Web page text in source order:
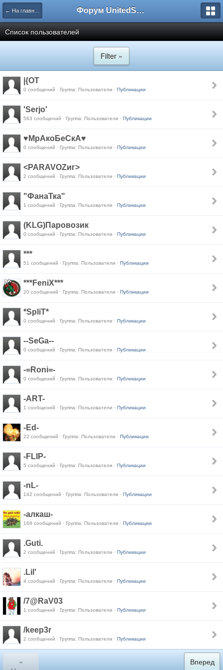
← На главную Форум UnitedSouth
Список пользователей
Filter »
|{OT
0 сообщений · Группа: Пользователи · Публикации
'Serjo'
563 сообщений · Группа: Пользователи · Публикации
♥МрАкоБеСкА♥
0 сообщений · Группа: Пользователи · Публикации
<PARAVOZиг>
2 сообщений · Группа: Пользователи · Публикации
"ФанаТка"
1 сообщений · Группа: Пользователи · Публикации
(KLG)Паровозик
0 сообщений · Группа: Пользователи · Публикации
***
51 сообщений · Группа: Пользователи · Публикации
***FeniX***
20 сообщений · Группа: Пользователи · Публикации
*SpliT*
0 сообщений · Группа: Пользователи · Публикации
--SeGa--
0 сообщений · Группа: Пользователи · Публикации
-=Roni=-
0 сообщений · Группа: Пользователи · Публикации
-ART-
1 сообщений · Группа: Пользователи · Публикации
-Ed-
22 сообщений · Группа: Пользователи · Публикации
-FLIP-
5 сообщений · Группа: Пользователи · Публикации
-nL-
142 сообщений · Группа: Пользователи · Публикации
-алкаш-
168 сообщений · Группа: Пользователи · Публикации
.Guti.
2 сообщений · Группа: Пользователи · Публикации
.Lil'
4 сообщений · Группа: Пользователи · Публикации
/7@RaV03
1 сообщений · Группа: Пользователи · Публикации
/keep3r
2 сообщений · Группа: Пользователи · Публикации
«
Вперед